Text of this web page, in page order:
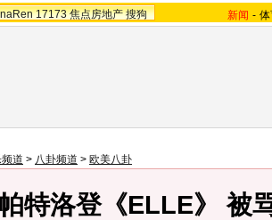
17173 焦点房地产 搜狗 新闻 -
道 > 八卦频道 > 欧美八卦
特洛登《ELLE》 被